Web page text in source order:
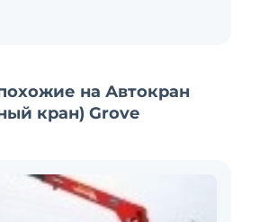
на Автокран
кран) Grove